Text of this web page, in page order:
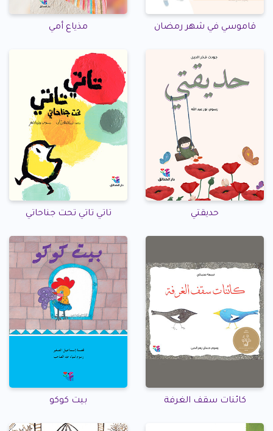
قاموسي في شهر رمضان مذياع أمي
حديقتي تاتي تاتي تحت جناحاتي
كائنات سقف الغرفة بيت كوكو